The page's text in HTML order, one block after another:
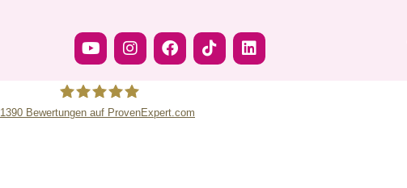
1390 Bewertungen auf ProvenExpert.com